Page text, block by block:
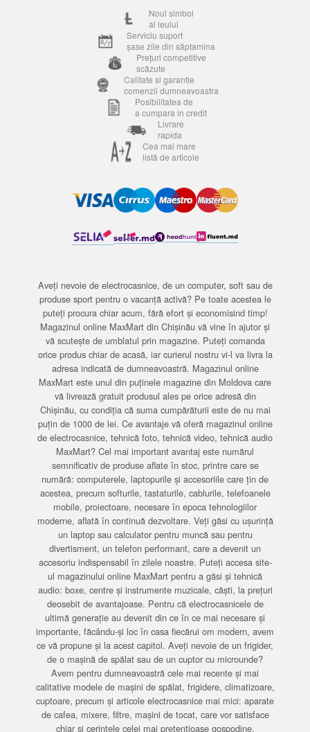
Noul simbol
al leului
Serviciu suport
șase zile din săptamina
Prețuri competitive
scăzute
Calitate si garantie
comenzii dumneavoastra
Posibilitatea de
a cumpara in credit
Livrare
rapida
Cea mai mare
listă de articole
Aveți nevoie de electrocasnice, de un computer, soft sau de
produse sport pentru o vacanță activă? Pe toate acestea le
puteți procura chiar acum, fără efort și economisind timp!
Magazinul online MaxMart din Chișinău vă vine în ajutor și
vă scutește de umblatul prin magazine. Puteți comanda
orice produs chiar de acasă, iar curierul nostru vi-l va livra la
adresa indicată de dumneavoastră. Magazinul online
MaxMart este unul din puținele magazine din Moldova care
vă livrează gratuit produsul ales pe orice adresă din
Chișinău, cu condiția că suma cumpărăturii este de nu mai
puțin de 1000 de lei. Ce avantaje vă oferă magazinul online
de electrocasnice, tehnică foto, tehnică video, tehnică audio
MaxMart? Cel mai important avantaj este numărul
semnificativ de produse aflate în stoc, printre care se
numără: computerele, laptopurile și accesoriile care țin de
acestea, precum softurile, tastaturile, cablurile, telefoanele
mobile, proiectoare, necesare în epoca tehnologiilor
moderne, aflată în continuă dezvoltare. Veți găsi cu ușurință
un laptop sau calculator pentru muncă sau pentru
divertisment, un telefon performant, care a devenit un
accesoriu indispensabil în zilele noastre. Puteți accesa site-
ul magazinului online MaxMart pentru a găsi și tehnică
audio: boxe, centre și instrumente muzicale, căști, la prețuri
deosebit de avantajoase. Pentru că electrocasnicele de
ultimă generație au devenit din ce în ce mai necesare și
importante, făcându-și loc în casa fiecărui om modern, avem
ce vă propune și la acest capitol. Aveți nevoie de un frigider,
de o mașină de spălat sau de un cuptor cu microunde?
Avem pentru dumneavoastră cele mai recente și mai
calitative modele de mașini de spălat, frigidere, climatizoare,
cuptoare, precum și articole electrocasnice mai mici: aparate
de cafea, mixere, filtre, mașini de tocat, care vor satisface
chiar și cerințele celei mai pretențioase gospodine.